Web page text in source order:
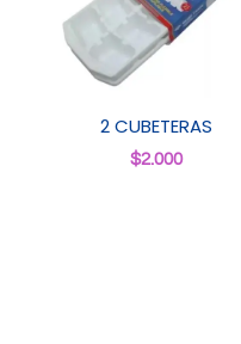
2 CUBETERAS
$2.000